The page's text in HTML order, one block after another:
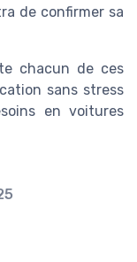
de confirmer sa
chacun de ces
sans stress
en voitures